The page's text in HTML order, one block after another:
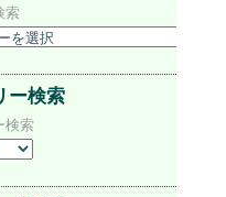
索
ー検索
検索